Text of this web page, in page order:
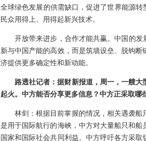
全球绿色发展的供需缺口，促进了世界能源
民众用得上、用得起新兴技术。
开放带来进步，合作才能共赢。中国的
新与中国产能的高效，而是筑墙设垒、脱钩
济提供更多确定性和新动能。
路透社记者：据财新报道，周一，一艘
起火。中方能否分享更多信息？中方正采取
林剑：根据目前掌握的情况，相关遇袭
是用于国际航行的海峡，中方对大量船只和
国家和国际社会共同利益。中方呼吁各方采